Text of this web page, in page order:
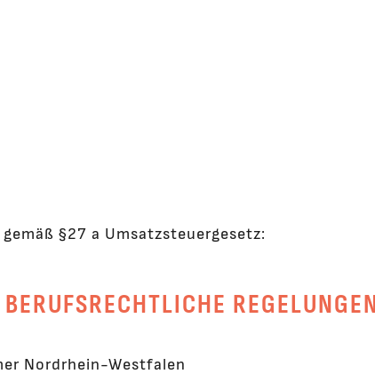
§27 a Umsatzsteuergesetz:
REGELUNGEN
Nordrhein-Westfalen